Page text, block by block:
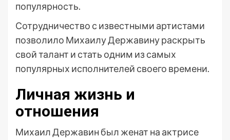
популярность.
Сотрудничество с известными артистами
позволило Михаилу Державину раскрыть
свой талант и стать одним из самых
популярных исполнителей своего времени.
Личная жизнь и
отношения
Михаил Державин был женат на актрисе